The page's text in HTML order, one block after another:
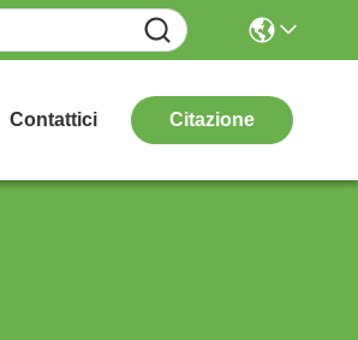
Contattici Citazione